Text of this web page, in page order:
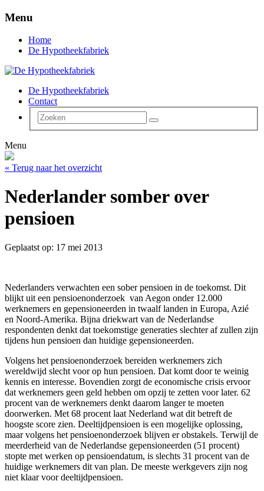
Menu
Home
De Hypotheekfabriek
De Hypotheekfabriek
Contact
Menu
« Terug naar het overzicht
Nederlander somber over
pensioen
Geplaatst op: 17 mei 2013
Nederlanders verwachten een sober pensioen in de toekomst. Dit
blijkt uit een pensioenonderzoek van Aegon onder 12.000
werknemers en gepensioneerden in twaalf landen in Europa, Azié
en Noord-Amerika. Bijna driekwart van de Nederlandse
respondenten denkt dat toekomstige generaties slechter af zullen zijn
tijdens hun pensioen dan huidige gepensioneerden.
Volgens het pensioenonderzoek bereiden werknemers zich
wereldwijd slecht voor op hun pensioen. Dat komt door te weinig
kennis en interesse. Bovendien zorgt de economische crisis ervoor
dat werknemers geen geld hebben om opzij te zetten voor later. 62
procent van de werknemers denkt daarom langer te moeten
doorwerken. Met 68 procent laat Nederland wat dit betreft de
hoogste score zien. Deeltijdpensioen is een mogelijke oplossing,
maar volgens het pensioenonderzoek blijven er obstakels. Terwijl de
meerderheid van de Nederlandse gepensioneerden (51 procent)
stopte met werken op pensioendatum, is slechts 31 procent van de
huidige werknemers dit van plan. De meeste werkgevers zijn nog
niet klaar voor deeltijdpensioen.